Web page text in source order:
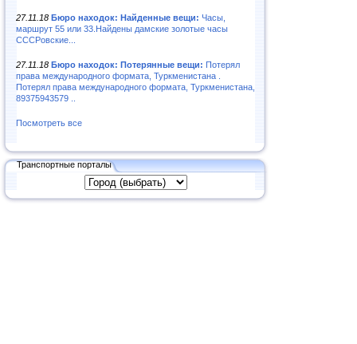
27.11.18 Бюро находок: Найденные вещи: Часы,
маршрут 55 или 33.Найдены дамские золотые часы
СССРовские...
27.11.18 Бюро находок: Потерянные вещи: Потерял
права международного формата, Туркменистана .
Потерял права международного формата, Туркменистана,
89375943579 ..
Посмотреть все
Транспортные порталы